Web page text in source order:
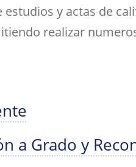
y actas de
realizar
a Grado y